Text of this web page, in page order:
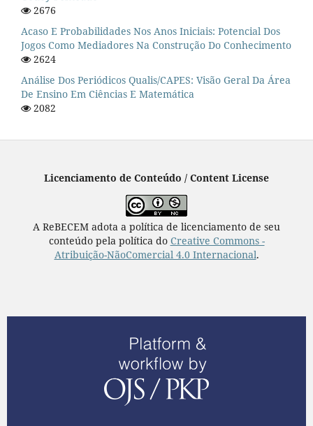
2676
Acaso E Probabilidades Nos Anos Iniciais: Potencial Dos
Jogos Como Mediadores Na Construção Do Conhecimento
2624
Análise Dos Periódicos Qualis/CAPES: Visão Geral Da Área
De Ensino Em Ciências E Matemática
2082
Licenciamento de Conteúdo / Content License
A ReBECEM adota a política de licenciamento de seu
conteúdo pela política do Creative Commons -
Atribuição-NãoComercial 4.0 Internacional.